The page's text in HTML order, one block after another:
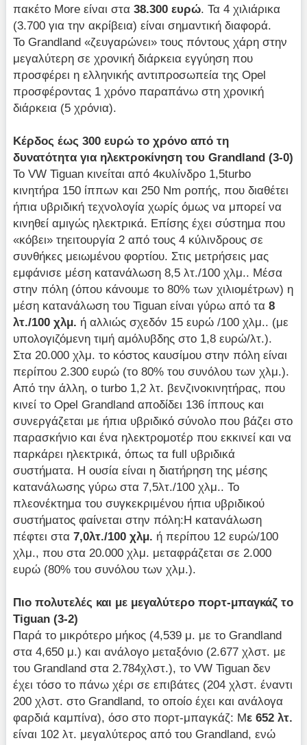
πακέτο More είναι στα38.300 ευρώ. Τα 4 χιλιάρικα
(3.700 για την ακρίβεια) είναι σημαντική διαφορά.
To Grandland «ζευγαρώνει» τους πόντους χάρη στην
μεγαλύτερη σε χρονική διάρκεια εγγύηση που
προσφέρει η ελληνικής αντιπροσωπεία της Opel
προσφέροντας 1 χρόνο παραπάνω στη χρονική
διάρκεια (5 χρόνια).
Kέρδος έως 300 ευρώ το χρόνο από τη
δυνατότητα για ηλεκτροκίνηση τουGrandland (3-0)
Το VW Tiguan κινείται από 4κυλίνδρο 1,5turbo
κινητήρα 150 ίππων και 250 Nm ροπής, που διαθέτει
ήπια υβριδική τεχνολογία χωρίς όμως να μπορεί να
κινηθεί αμιγώς ηλεκτρικά. Επίσης έχει σύστημα που
«κόβει» τηειτουργία 2 από τους 4 κύλινδρους σε
συνθήκες μειωμένου φορτίου. Στις μετρήσεις μας
εμφάνισε μέση κατανάλωση 8,5 λτ./100 χλμ.. Mέσα
στην πόλη (όπου κάνουμε το 80% των χιλιομέτρων) η
μέση κατανάλωση τoυ Tiguan είναι γύρω από τα8
λτ./100 χλμ. ή αλλιώς σχεδόν 15 ευρώ /100 χλμ.. (με
υπολογιζόμενη τιμή αμόλυβδης στο 1,8 ευρώ/λτ.).
Στα 20.000 χλμ. το κόστος καυσίμου στην πόλη είναι
περίπου 2.300 ευρώ (το 80% του συνόλου των χλμ.).
Από την άλλη, ο turbo 1,2 λτ. βενζινοκινητήρας, που
κινεί το Opel Grandland αποδίδει 136 ίππους και
συνεργάζεται με ήπια υβριδικό σύνολο που βάζει στο
παρασκήνιο και ένα ηλεκτρομοτέρ που εκκινεί και να
παρκάρει ηλεκτρικά, όπως τα full υβριδικά
συστήματα. Η ουσία είναι η διατήρηση της μέσης
κατανάλωσης γύρω στα 7,5λτ./100 χλμ.. Το
πλεονέκτημα του συγκεκριμένου ήπια υβριδικού
συστήματος φαίνεται στην πόλη:Η κατανάλωση
πέφτει στα7,0λτ./100 χλμ. ή περίπου 12 ευρώ/100
χλμ., που στα 20.000 χλμ. μεταφράζεται σε 2.000
ευρώ (80% του συνόλου των χλμ.).
Πιο πολυτελές και με μεγαλύτερο πορτ-μπαγκάζ το
Tiguan (3-2)
Παρά το μικρότερο μήκος (4,539 μ. με το Grandland
στα 4,650 μ.) και ανάλογο μεταξόνιο (2.677 χλστ. με
του Grandland στα 2.784χλστ.), το VW Tiguan δεν
έχει τόσο το πάνω χέρι σε επιβάτες (204 χλστ. έναντι
200 χλστ. στο Grandland, το οποίο έχει και ανάλογα
φαρδιά καμπίνα), όσο στο πορτ-μπαγκάζ: Με 652 λτ.
είναι 102 λτ. μεγαλύτερος από του Grandland, ενώ